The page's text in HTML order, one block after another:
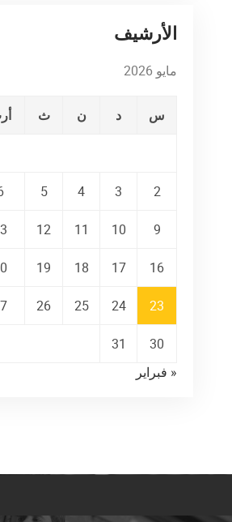
الأرشيف
مايو 2026
س د ن ث
2
3
4
5
9
10
11
12
16
17
18
19
23
24
25
26
30
31
« فبراير